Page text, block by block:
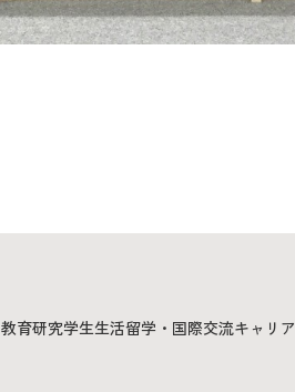
教育研究学生生活留学・国際交流キャリア